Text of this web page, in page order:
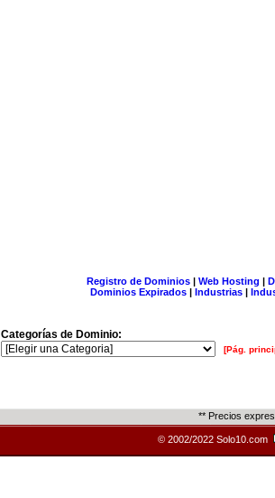
Registro de Dominios| Web Hosting |
Dominios Expirados | Industrias |
Categorías de Dominio:
[Pág.
** Precios
© 2002/2022 Solo10.com